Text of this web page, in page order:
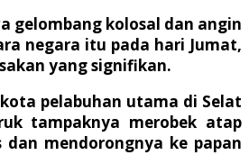
gelombang kolosal dan angin
negara itu pada hari Jumat,
yang signifikan.
pelabuhan utama di Selat
tampaknya merobek atap
dan mendorongnya ke papan